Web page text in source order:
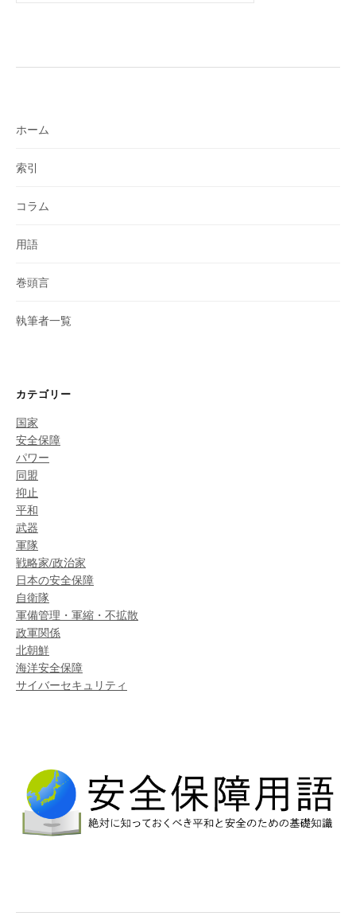
ホーム
索引
コラム
用語
巻頭言
執筆者一覧
カテゴリー
国家
安全保障
パワー
同盟
抑止
平和
武器
軍隊
戦略家/政治家
日本の安全保障
自衛隊
軍備管理・軍縮・不拡散
政軍関係
北朝鮮
海洋安全保障
サイバーセキュリティ